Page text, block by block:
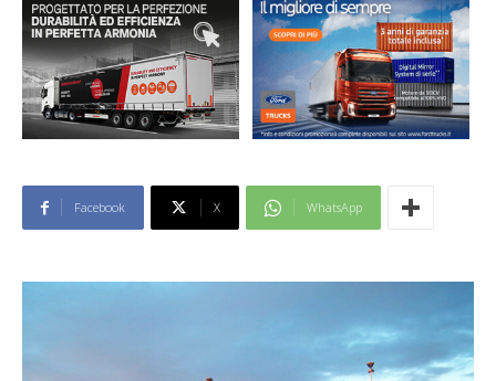
Facebook X WhatsApp